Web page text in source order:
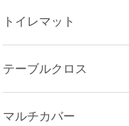
トイレマット
テーブルクロス
マルチカバー